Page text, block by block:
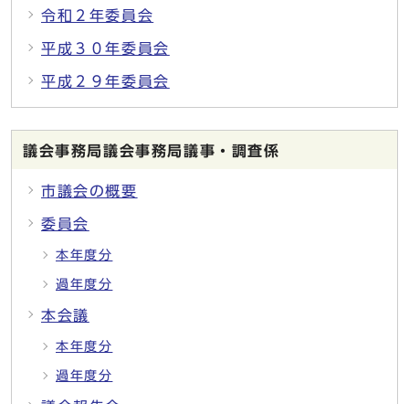
令和２年委員会
平成３０年委員会
平成２９年委員会
議会事務局議会事務局議事・調査係
市議会の概要
委員会
本年度分
過年度分
本会議
本年度分
過年度分